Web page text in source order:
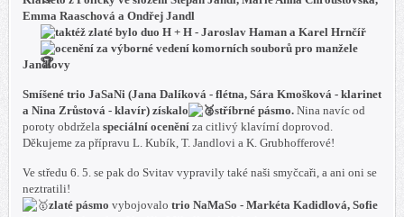
Emma Raaschová a Ondřej Jandl
taktéž zlaté bylo duo H + H - Jaroslav Haman a Karel Hrnčíř
ocenění za výborné vedení komorních souborů pro manžele
Jandlovy
Smíšené trio JaSaNi (Jana Dalíková - flétna, Sára Kmošková - klarinet
a Nina Zrůstová - klavír) získalo
stříbrné pásmo. Nina navíc od
poroty obdržela speciální ocenění za citlivý klavírní doprovod.
Děkujeme za přípravu L. Kubík, T. Jandlovi a K. Grubhofferové!
Ve středu 6. 5. se pak do Svitav vypravily také naši smyčcaři, a ani oni se
neztratili!
zlaté pásmo vybojovalo trio NaMaSo - Markéta Kadidlová, Sofie